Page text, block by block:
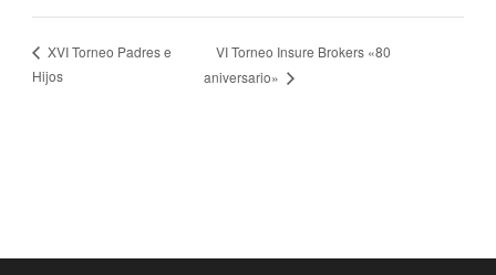
XVI Torneo Padres e
Hijos
VI Torneo Insure Brokers «80
aniversario»